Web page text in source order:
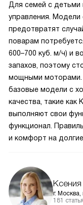
Для семей с детьми
управления. Модели
предотвратят
поварам
600–700 куб. м/ч) и
запахов, поэтому
мощными моторами.
базовые модели с
качества, такие как
выполняют свои
функционал.
и комфорт на
г.
181 статья